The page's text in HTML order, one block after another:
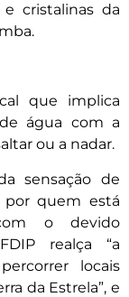
cristalinas da
que implica
água com a
ou a nadar.
sensação de
por quem está
o devido
realça “a
locais
da Estrela”, e